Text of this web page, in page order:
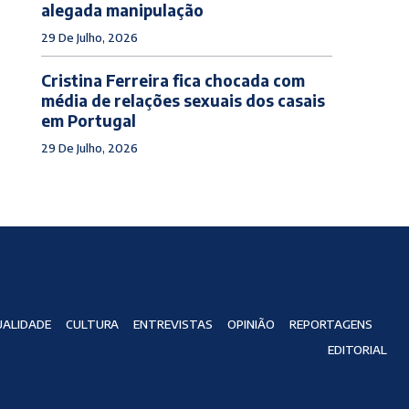
alegada manipulação
29 De Julho, 2026
Cristina Ferreira fica chocada com
média de relações sexuais dos casais
em Portugal
29 De Julho, 2026
CULTURA ENTREVISTAS OPINIÃO
REPORTAGENS
EDITORIAL